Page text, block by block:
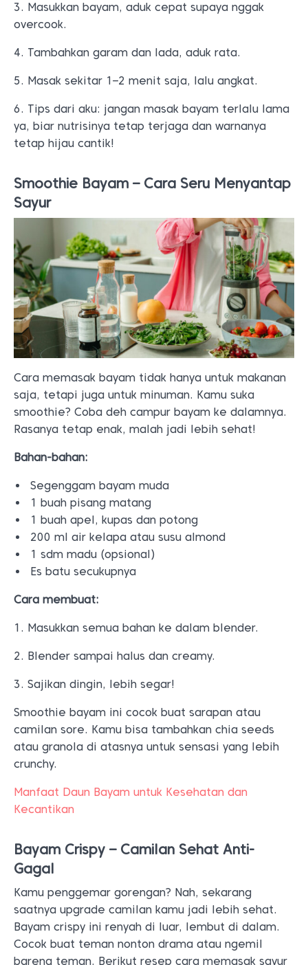
3. Masukkan bayam, aduk cepat supaya nggak
overcook.
4. Tambahkan garam dan lada, aduk rata.
5. Masak sekitar 1–2 menit saja, lalu angkat.
6. Tips dari aku: jangan masak bayam terlalu lama
ya, biar nutrisinya tetap terjaga dan warnanya
tetap hijau cantik!
Smoothie Bayam – Cara Seru Menyantap
Sayur
Cara memasak bayam tidak hanya untuk makanan
saja, tetapi juga untuk minuman. Kamu suka
smoothie? Coba deh campur bayam ke dalamnya.
Rasanya tetap enak, malah jadi lebih sehat!
Bahan-bahan:
Segenggam bayam muda
1 buah pisang matang
1 buah apel, kupas dan potong
200 ml air kelapa atau susu almond
1 sdm madu (opsional)
Es batu secukupnya
Cara membuat:
1. Masukkan semua bahan ke dalam blender.
2. Blender sampai halus dan creamy.
3. Sajikan dingin, lebih segar!
Smoothie bayam ini cocok buat sarapan atau
camilan sore. Kamu bisa tambahkan chia seeds
atau granola di atasnya untuk sensasi yang lebih
crunchy.
Manfaat Daun Bayam untuk Kesehatan dan
Kecantikan
Bayam Crispy – Camilan Sehat Anti-
Gagal
Kamu penggemar gorengan? Nah, sekarang
saatnya upgrade camilan kamu jadi lebih sehat.
Bayam crispy ini renyah di luar, lembut di dalam.
Cocok buat teman nonton drama atau ngemil
bareng teman. Berikut resep cara memasak sayur